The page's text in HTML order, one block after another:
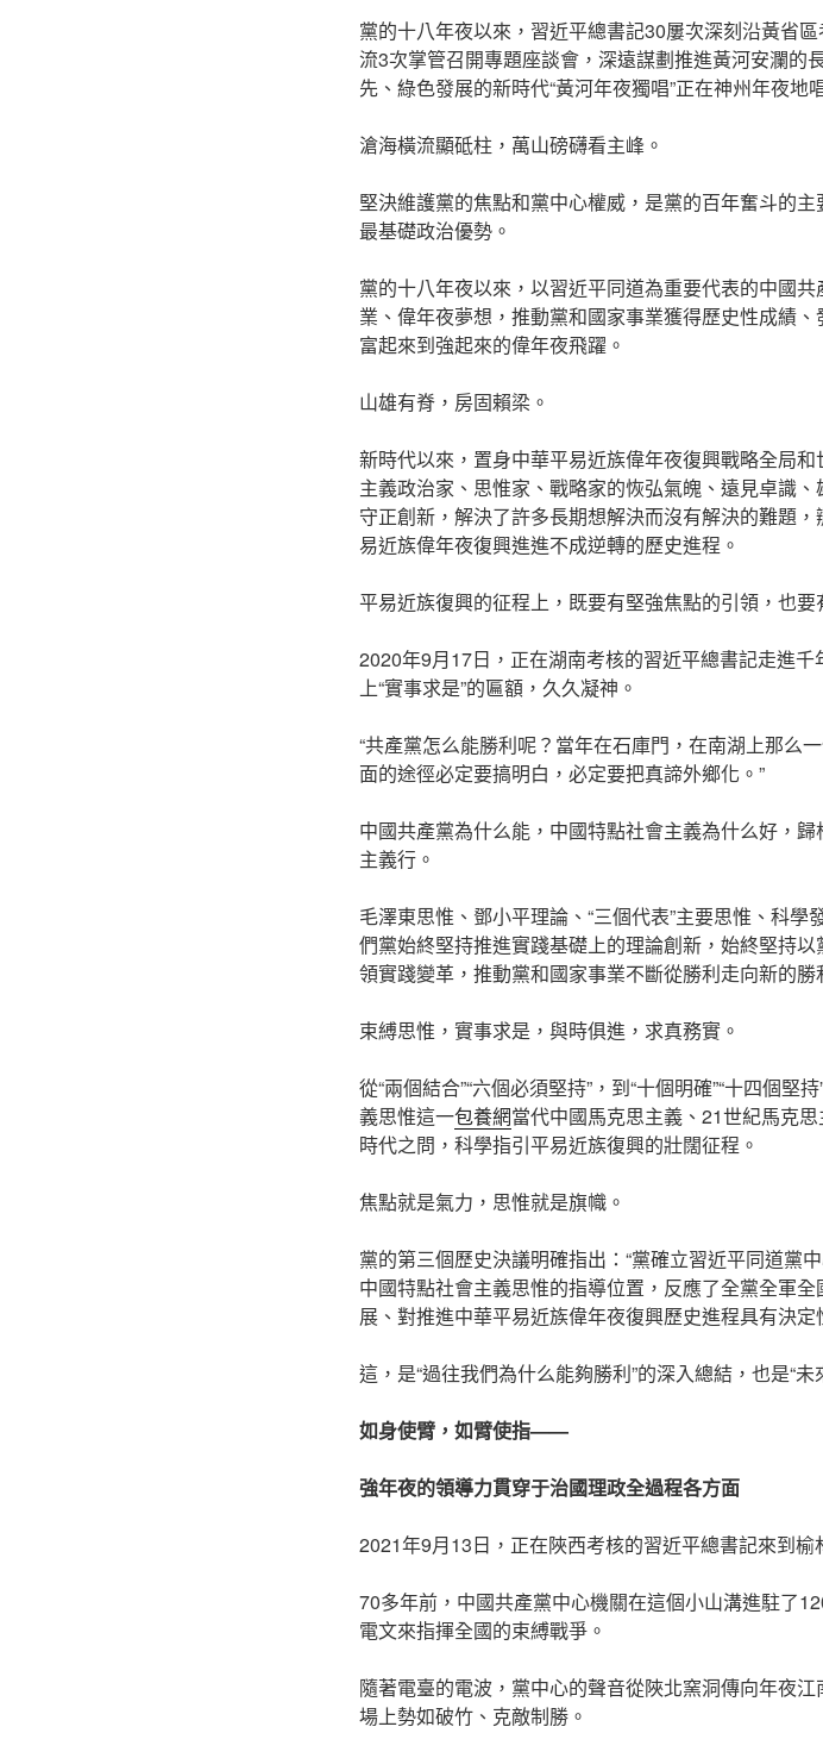
黨的十八年夜以來，習近平總書記30屢次深刻沿黃省
流3次掌管召開專題座談會，深遠謀劃推進黃河安瀾的
先、綠色發展的新時代“黃河年夜獨唱”正在神州年夜地
滄海橫流顯砥柱，萬山磅礴看主峰。
堅決維護黨的焦點和黨中心權威，是黨的百年奮斗的
最基礎政治優勢。
黨的十八年夜以來，以習近平同道為重要代表的中國
業、偉年夜夢想，推動黨和國家事業獲得歷史性成績
富起來到強起來的偉年夜飛躍。
山雄有脊，房固賴梁。
新時代以來，置身中華平易近族偉年夜復興戰略全局
主義政治家、思惟家、戰略家的恢弘氣魄、遠見卓識
守正創新，解決了許多長期想解決而沒有解決的難題
易近族偉年夜復興進進不成逆轉的歷史進程。
平易近族復興的征程上，既要有堅強焦點的引領，也要
2020年9月17日，正在湖南考核的習近平總書記走進
上“實事求是”的匾額，久久凝神。
“共產黨怎么能勝利呢？當年在石庫門，在南湖上那么
面的途徑必定要搞明白，必定要把真諦外鄉化。”
中國共產黨為什么能，中國特點社會主義為什么好，
主義行。
毛澤東思惟、鄧小平理論、“三個代表”主要思惟、科
們黨始終堅持推進實踐基礎上的理論創新，始終堅持
領實踐變革，推動黨和國家事業不斷從勝利走向新的勝
束縛思惟，實事求是，與時俱進，求真務實。
從“兩個結合”“六個必須堅持”，到“十個明確”“十四個
義思惟這一包養網當代中國馬克思主義、21世紀馬克
時代之問，科學指引平易近族復興的壯闊征程。
焦點就是氣力，思惟就是旗幟。
黨的第三個歷史決議明確指出：“黨確立習近平同道黨
中國特點社會主義思惟的指導位置，反應了全黨全軍
展、對推進中華平易近族偉年夜復興歷史進程具有決定
這，是“過往我們為什么能夠勝利”的深入總結，也是“
如身使臂，如臂使指——
強年夜的領導力貫穿于治國理政全過程各方面
2021年9月13日，正在陜西考核的習近平總書記來到榆
70多年前，中國共產黨中心機關在這個小山溝進駐了
電文來指揮全國的束縛戰爭。
隨著電臺的電波，黨中心的聲音從陜北窯洞傳向年夜
場上勢如破竹、克敵制勝。